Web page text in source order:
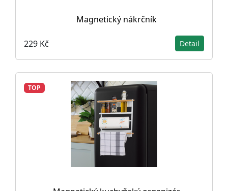
Magnetický nákrčník
229 Kč Detail
TOP